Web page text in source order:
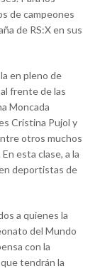
de campeones
de RS:X en sus
en pleno de
frente de las
Moncada
Cristina Pujol y
otros muchos
esta clase, a la
deportistas de
a quienes la
del Mundo
con la
tendrán la